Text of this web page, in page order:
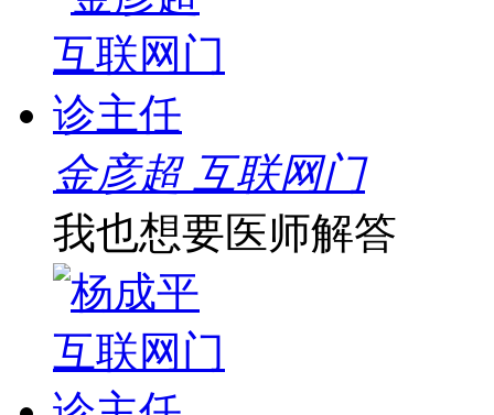
金彦超 互联网门
我也想要医师解答